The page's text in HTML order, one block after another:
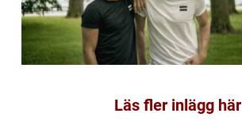
Läs fler inlägg här